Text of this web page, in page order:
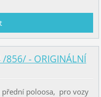
- ORIGINÁLNÍ
přední poloosa, pro vozy